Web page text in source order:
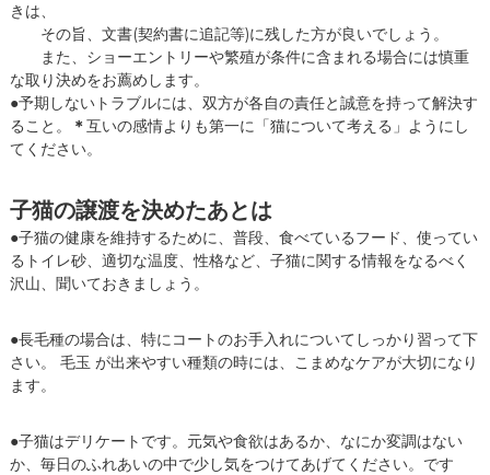
きは、
その旨、文書(契約書に追記等)に残した方が良いでしょう。
また、ショーエントリーや繁殖が条件に含まれる場合には慎重
な取り決めをお薦めします。
●予期しないトラブルには、双方が各自の責任と誠意を持って解決す
ること。
＊互いの感情よりも第一に「猫について考える」ようにし
てください。
子猫の譲渡を決めたあとは
●子猫の健康を維持するために、普段、食べているフード、使ってい
るトイレ砂、適切な温度、性格など、子猫に関する情報をなるべく
沢山、聞いておきましょう。
●長毛種の場合は、特にコートのお手入れについてしっかり習って下
さい。 毛玉 が出来やすい種類の時には、こまめなケアが大切になり
ます。
●子猫はデリケートです。元気や食欲はあるか、なにか変調はない
か、毎日のふれあいの中で少し気をつけてあげてください。です